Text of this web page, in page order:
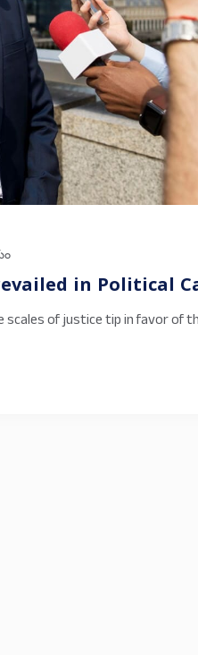
in Political
of justice tip in favor of